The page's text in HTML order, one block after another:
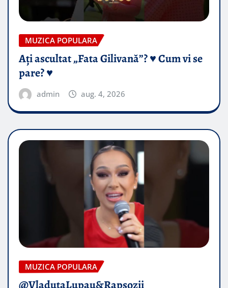
MUZICA POPULARA
Ați ascultat „Fata Gilivană”? ♥️ Cum vi se
pare? ♥️
admin aug. 4, 2026
MUZICA POPULARA